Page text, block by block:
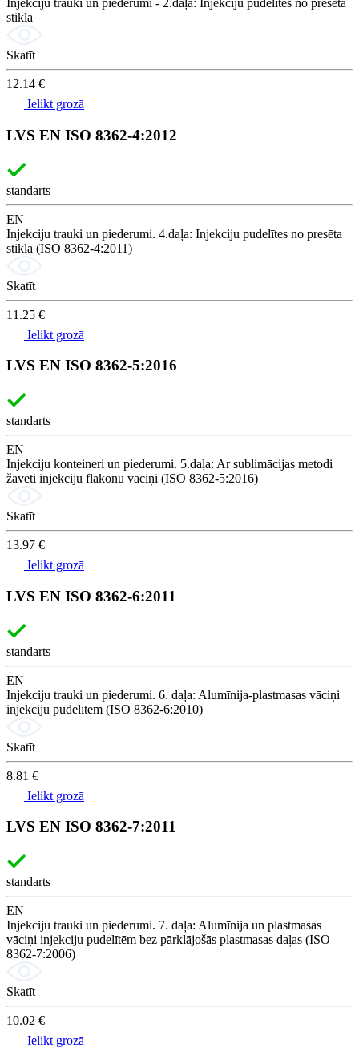
Injekciju trauki un piederumi - 2.daļa: Injekciju pudelītes no presēta
stikla
Skatīt
12.14 €
Ielikt grozā
LVS EN ISO 8362-4:2012
standarts
EN
Injekciju trauki un piederumi. 4.daļa: Injekciju pudelītes no presēta
stikla (ISO 8362-4:2011)
Skatīt
11.25 €
Ielikt grozā
LVS EN ISO 8362-5:2016
standarts
EN
Injekciju konteineri un piederumi. 5.daļa: Ar sublimācijas metodi
žāvēti injekciju flakonu vāciņi (ISO 8362-5:2016)
Skatīt
13.97 €
Ielikt grozā
LVS EN ISO 8362-6:2011
standarts
EN
Injekciju trauki un piederumi. 6. daļa: Alumīnija-plastmasas vāciņi
injekciju pudelītēm (ISO 8362-6:2010)
Skatīt
8.81 €
Ielikt grozā
LVS EN ISO 8362-7:2011
standarts
EN
Injekciju trauki un piederumi. 7. daļa: Alumīnija un plastmasas
vāciņi injekciju pudelītēm bez pārklājošās plastmasas daļas (ISO
8362-7:2006)
Skatīt
10.02 €
Ielikt grozā